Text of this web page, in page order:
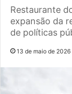
Restaurante
expansão da
de políticas
13 de maio de 2026